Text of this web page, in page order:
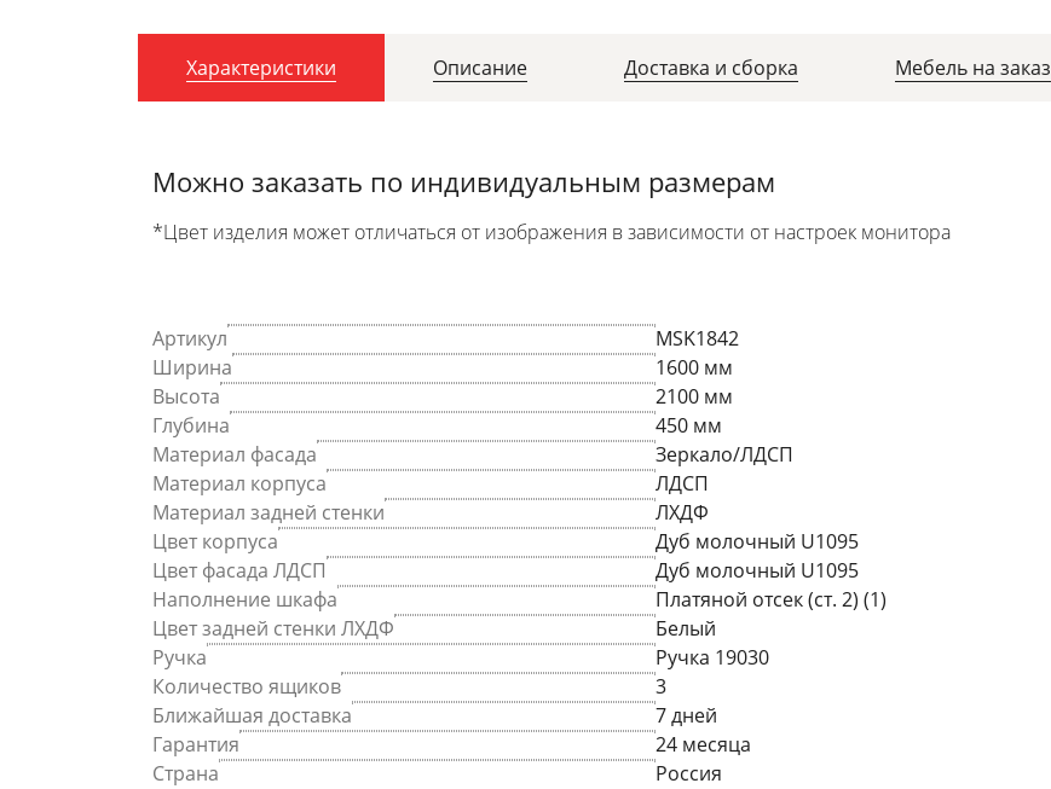
Характеристики Описание Доставка и сборка Мебель на заказ
Можно заказать по индивидуальным размерам
*Цвет изделия может отличаться от изображения в зависимости от настроек монитора
Артикул
MSK1842
Ширина
1600 мм
Высота
2100 мм
Глубина
450 мм
Материал фасада
Зеркало/ЛДСП
Материал корпуса
ЛДСП
Материал задней стенки
ЛХДФ
Цвет корпуса
Дуб молочный U1095
Цвет фасада ЛДСП
Дуб молочный U1095
Наполнение шкафа
Платяной отсек (ст. 2) (1)
Цвет задней стенки ЛХДФ
Белый
Ручка
Ручка 19030
Количество ящиков
3
Ближайшая доставка
7 дней
Гарантия
24 месяца
Страна
Россия